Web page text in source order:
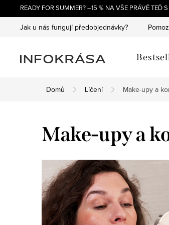
na
obsah
READY FOR SUMMER? –15 % NA VŠE PRÁVĚ TEĎ S
Jak u nás fungují předobjednávky?
Domů Líčení Make-upy a
Make-upy a